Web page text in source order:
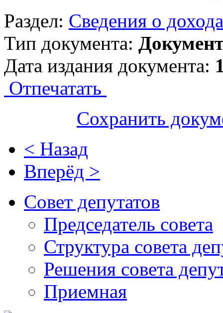
Раздел: Сведения о
Тип документа:
Дата издания документа:
Отпечатать
Сохранить
< Назад
Вперёд >
Совет депутатов
Председатель совета
Структура совета
Решения совета
Приемная